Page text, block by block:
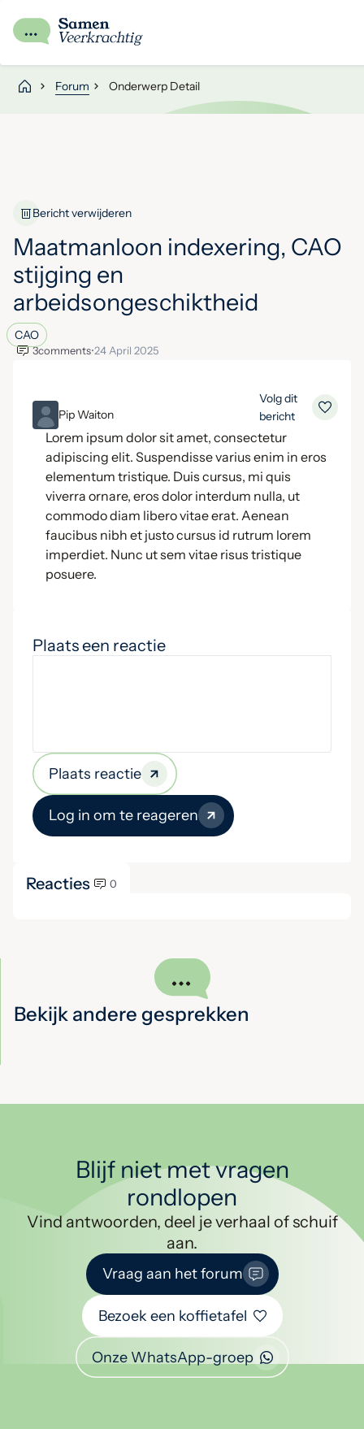
Forum Onderwerp Detail
Bericht verwijderen
Maatmanloon indexering, CAO
stijging en
arbeidsongeschiktheid
CAO
3comments•24 April 2025
ML Pip Waiton
Volg dit
bericht
Lorem ipsum dolor sit amet, consectetur
adipiscing elit. Suspendisse varius enim in eros
elementum tristique. Duis cursus, mi quis
viverra ornare, eros dolor interdum nulla, ut
commodo diam libero vitae erat. Aenean
faucibus nibh et justo cursus id rutrum lorem
imperdiet. Nunc ut sem vitae risus tristique
posuere.
Plaats een reactie
Plaats reactie
Log in om te reageren
Reacties 0
Bekijk andere gesprekken
Blijf niet met vragen
rondlopen
Vind antwoorden, deel je verhaal of schuif
aan.
Vraag aan het forum
Bezoek een koffietafel
Onze WhatsApp-groep